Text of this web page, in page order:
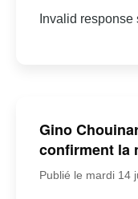
Invalid
Gino
confirment la
Publié le mardi 14